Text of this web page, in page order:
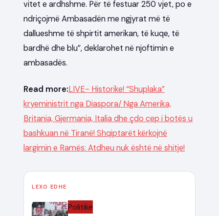
vitet e ardhshme. Për të festuar 250 vjet, po e
ndriçojmë Ambasadën me ngjyrat më të
dallueshme të shpirtit amerikan, të kuqe, të
bardhë dhe blu”, deklarohet në njoftimin e
ambasadës.
Read more:LIVE- Historike! “Shuplaka”
kryeministrit nga Diaspora/ Nga Amerika,
Britania, Gjermania, Italia dhe çdo cep i botës u
bashkuan në Tiranë! Shqiptarët kërkojnë
largimin e Ramës: Atdheu nuk është në shitje!
LEXO EDHE
Politikë